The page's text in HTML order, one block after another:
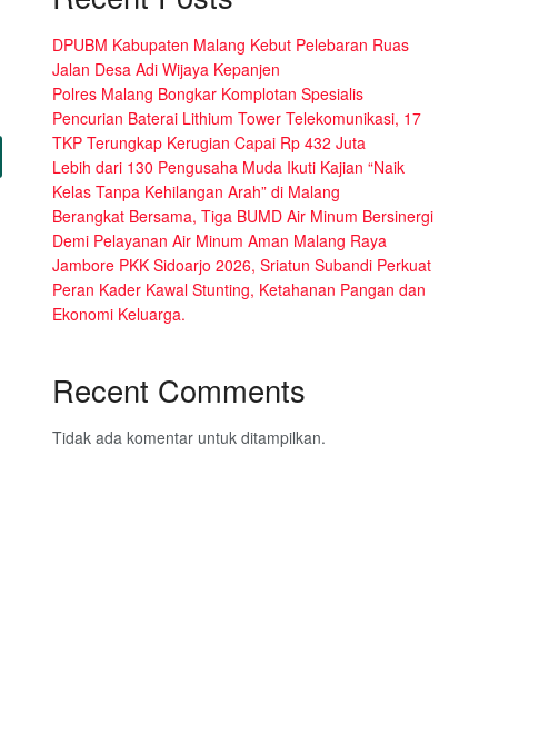
DPUBM Kabupaten Malang Kebut Pelebaran Ruas
Jalan Desa Adi Wijaya Kepanjen
Polres Malang Bongkar Komplotan Spesialis
Pencurian Baterai Lithium Tower Telekomunikasi, 17
TKP Terungkap Kerugian Capai Rp 432 Juta
Lebih dari 130 Pengusaha Muda Ikuti Kajian “Naik
Kelas Tanpa Kehilangan Arah” di Malang
Berangkat Bersama, Tiga BUMD Air Minum Bersinergi
Demi Pelayanan Air Minum Aman Malang Raya
Jambore PKK Sidoarjo 2026, Sriatun Subandi Perkuat
Peran Kader Kawal Stunting, Ketahanan Pangan dan
Ekonomi Keluarga.
Recent Comments
Tidak ada komentar untuk ditampilkan.